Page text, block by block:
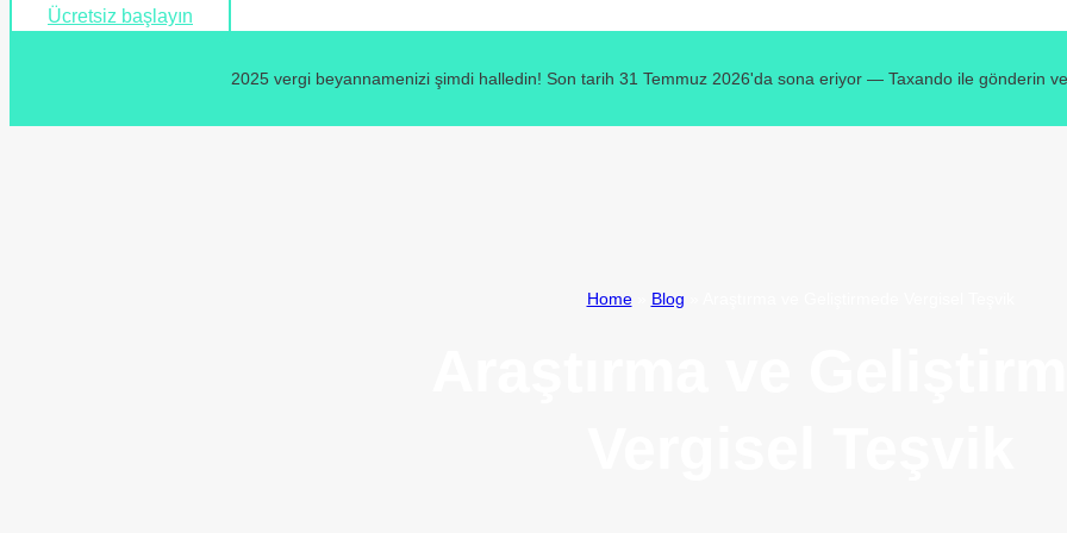
Ücretsiz başlayın
2025 vergi beyannamenizi şimdi halledin! Son tarih 31 Temmuz 2026'da sona eriyor — Taxando ile gönderin ve
Home» Blog